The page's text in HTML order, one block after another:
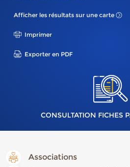
Afficher les résultats sur une carte
Imprimer
Exporter en PDF
CONSULTATION FICHES
Associations